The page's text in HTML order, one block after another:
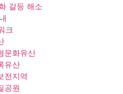
갈등 해소
크
문화유산
유산
전지역
공원